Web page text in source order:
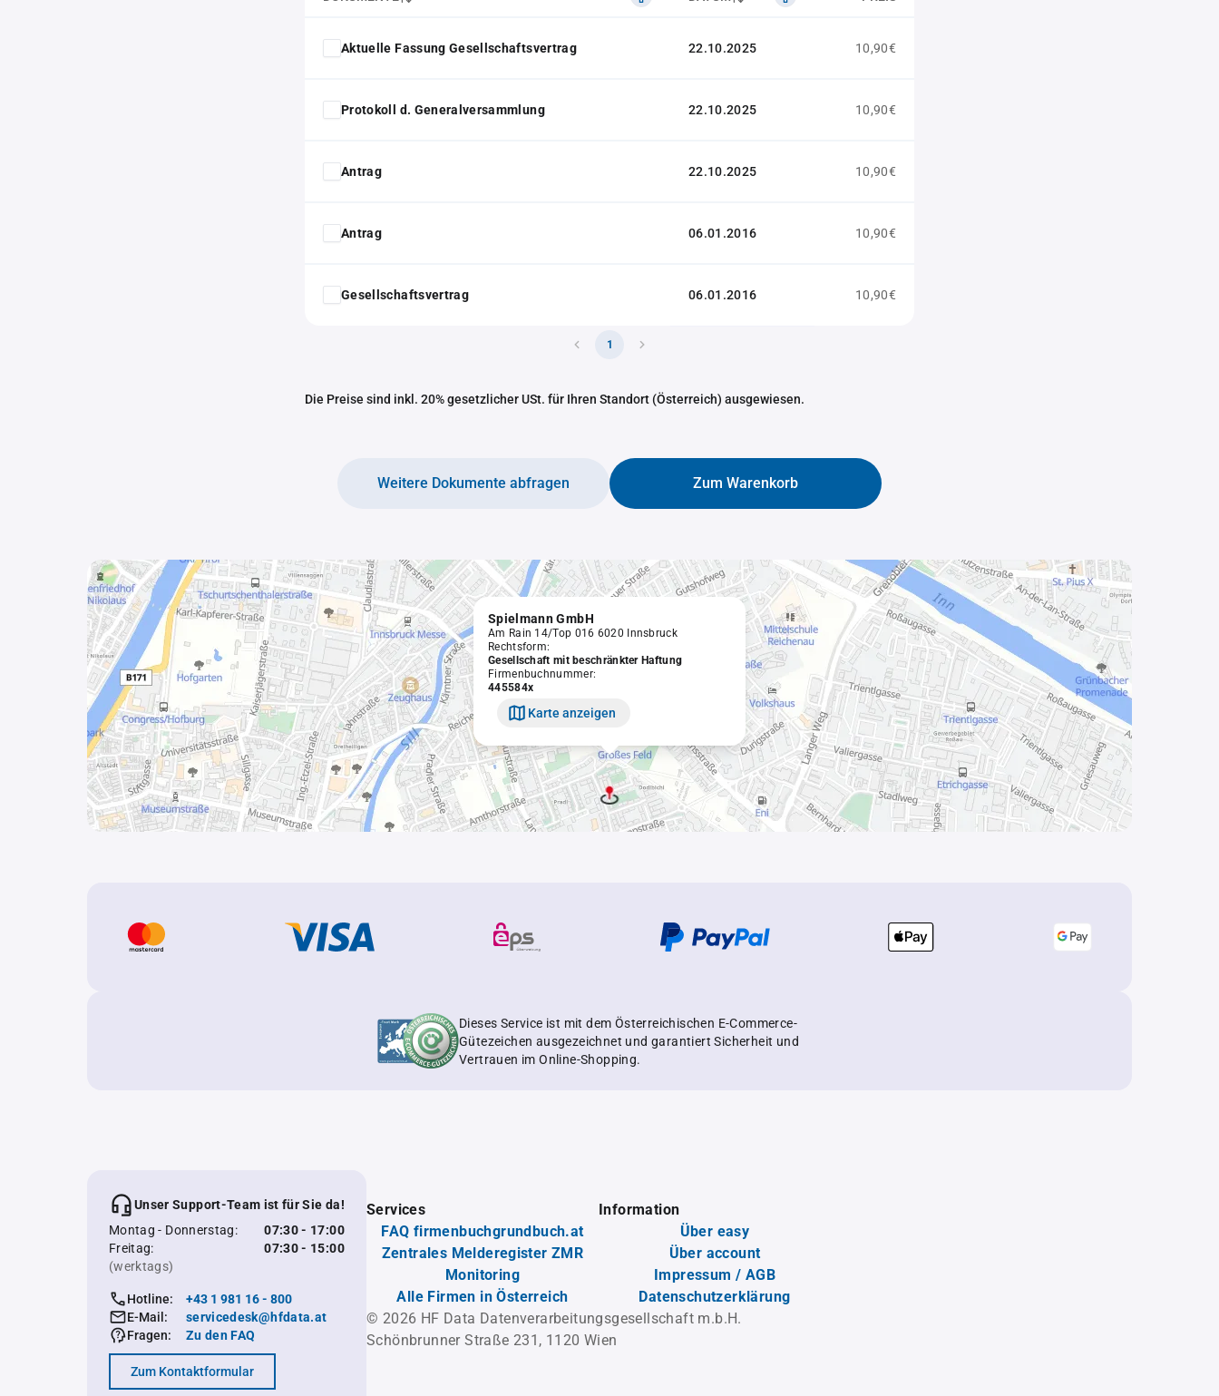
Aktuelle Fassung Gesellschaftsvertrag 22.10.2025 10,90€
Protokoll d. Generalversammlung 22.10.2025 10,90€
Antrag 22.10.2025 10,90€
Antrag 06.01.2016 10,90€
Gesellschaftsvertrag 06.01.2016 10,90€
1
Die Preise sind inkl. 20% gesetzlicher USt. für Ihren Standort (Österreich) ausgewiesen.
Zum Warenkorb
Weitere Dokumente abfragen
Spielmann GmbH
Am Rain 14/Top 016 6020 Innsbruck
Rechtsform:
Gesellschaft mit beschränkter Haftung
Firmenbuchnummer:
445584x
Karte anzeigen
Dieses Service ist mit dem Österreichischen E-Commerce-
Gütezeichen ausgezeichnet und garantiert Sicherheit und
Vertrauen im Online-Shopping.
Unser Support-Team ist für Sie da!
Montag - Donnerstag:
07:30 - 17:00
Freitag:
07:30 - 15:00
(werktags)
Hotline:
+43 1 981 16 - 800
E-Mail:
servicedesk@hfdata.at
Fragen:
Zu den FAQ
Zum Kontaktformular
Services
FAQ firmenbuchgrundbuch.at
Zentrales Melderegister ZMR
Monitoring
Alle Firmen in Österreich
Information
Über easy
Über account
Impressum / AGB
Datenschutzerklärung
© 2026 HF Data Datenverarbeitungsgesellschaft m.b.H.
Schönbrunner Straße 231, 1120 Wien